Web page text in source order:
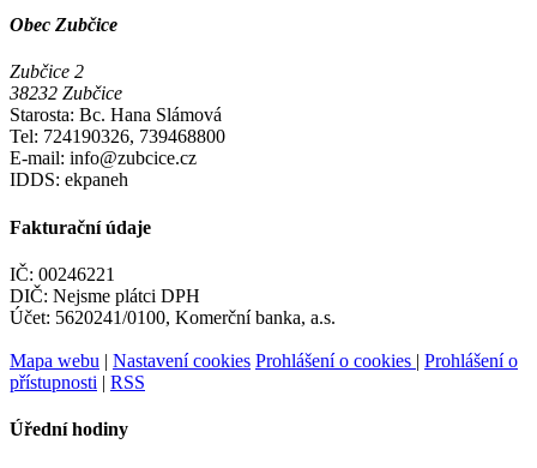
Obec Zubčice
Zubčice 2
38232 Zubčice
Starosta: Bc. Hana Slámová
Tel: 724190326, 739468800
E-mail: info@zubcice.cz
IDDS: ekpaneh
Fakturační údaje
IČ: 00246221
DIČ: Nejsme plátci DPH
Účet: 5620241/0100, Komerční banka, a.s.
Mapa webu | Nastavení cookies Prohlášení o cookies | Prohlášení o
přístupnosti | RSS
Úřední hodiny